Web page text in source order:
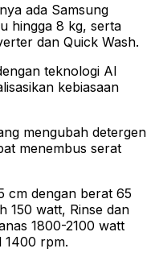
ada Samsung
hingga 8 kg, serta
dan Quick Wash.
teknologi AI
kebiasaan
mengubah detergen
menembus serat
cm dengan berat 65
150 watt, Rinse dan
1800-2100 watt
1400 rpm.